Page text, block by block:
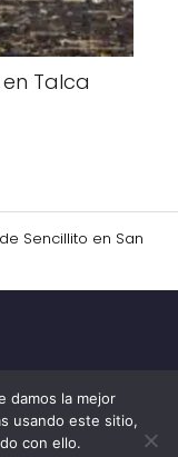
Talca
Sencillito en San
damos la mejor
usando este sitio,
con ello.